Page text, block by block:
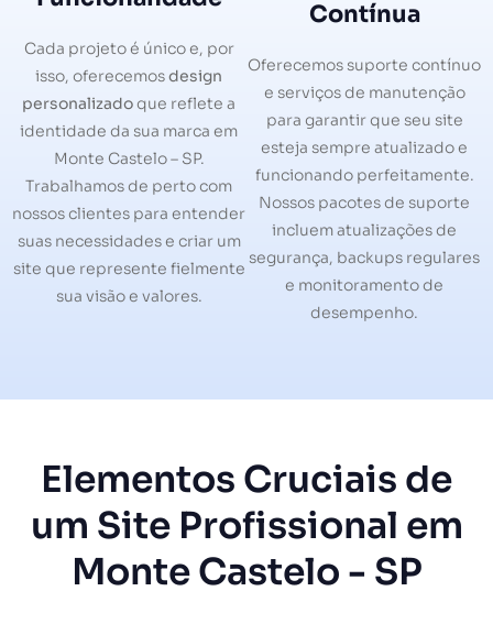
Cada projeto é único e, por
isso, oferecemosdesign
personalizadoque reflete a
identidade da sua marca em
Monte Castelo – SP.
Trabalhamos de perto com
nossos clientes para entender
suas necessidades e criar um
site que represente fielmente
sua visão e valores.
Contínua
Oferecemos suporte contínuo
e serviços de manutenção
para garantir que seu site
esteja sempre atualizado e
funcionando perfeitamente.
Nossos pacotes de suporte
incluem atualizações de
segurança, backups regulares
e monitoramento de
desempenho.
Elementos Cruciais de
um Site Profissional em
Monte Castelo - SP